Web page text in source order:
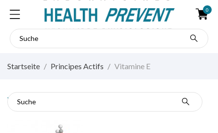
0
Startseite Principes Actifs Vitamine E
Vitamine E